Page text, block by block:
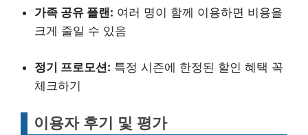
가족 공유 플랜: 여러 명이 함께 이용하면 비용을
크게 줄일 수 있음
정기 프로모션: 특정 시즌에 한정된 할인 혜택 꼭
체크하기
이용자 후기 및 평가